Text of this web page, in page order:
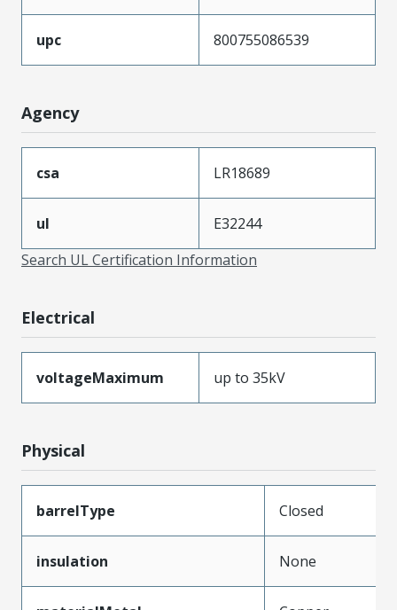
upc 800755086539
Agency
csa LR18689
ul
E32244
Search UL Certification Information
Electrical
voltageMaximum up to 35kV
Physical
barrelType Closed
insulation None